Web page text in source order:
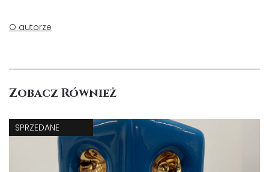
O autorze
Zobacz Również
SPRZEDANE